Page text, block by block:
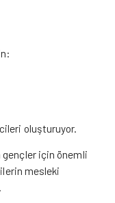
oluşturuyor.
gençler için önemli
mesleki